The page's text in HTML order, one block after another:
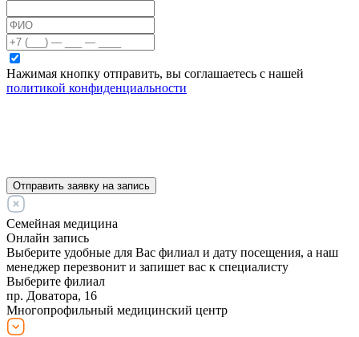
Нажимая кнопку отправить, вы соглашаетесь с нашей
политикой конфиденциальности
Отправить заявку на запись
Семейная медицина
Онлайн запись
Выберите удобные для Вас филиал и дату посещения, а наш
менеджер перезвонит и запишет вас к специалисту
Выберите филиал
пр. Доватора, 16
Многопрофильный медицинский центр